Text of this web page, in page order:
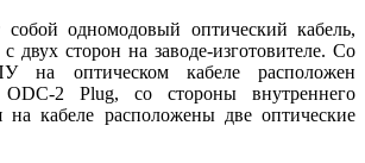
собой одномодовый оптический кабель,
двух сторон на заводе-изготовителе. Со
на оптическом кабеле расположен
ODC-2 Plug, со стороны внутреннего
на кабеле расположены две оптические